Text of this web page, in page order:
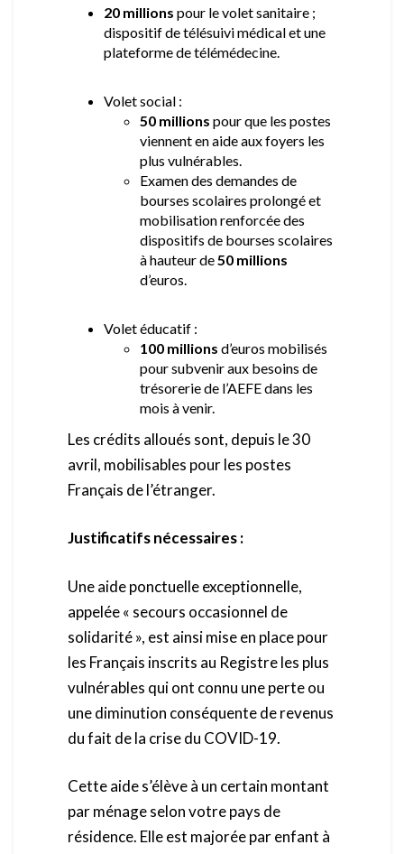
20 millions pour le volet sanitaire ;
dispositif de télésuivi médical et une
plateforme de télémédecine.
Volet social :
50 millions pour que les postes
viennent en aide aux foyers les
plus vulnérables.
Examen des demandes de
bourses scolaires prolongé et
mobilisation renforcée des
dispositifs de bourses scolaires
à hauteur de 50 millions
d’euros.
Volet éducatif :
100 millions d’euros mobilisés
pour subvenir aux besoins de
trésorerie de l’AEFE dans les
mois à venir.
Les crédits alloués sont, depuis le 30
avril, mobilisables pour les postes
Français de l’étranger.
Justificatifs nécessaires :
Une aide ponctuelle exceptionnelle,
appelée « secours occasionnel de
solidarité », est ainsi mise en place pour
les Français inscrits au Registre les plus
vulnérables qui ont connu une perte ou
une diminution conséquente de revenus
du fait de la crise du COVID-19.
Cette aide s’élève à un certain montant
par ménage selon votre pays de
résidence. Elle est majorée par enfant à